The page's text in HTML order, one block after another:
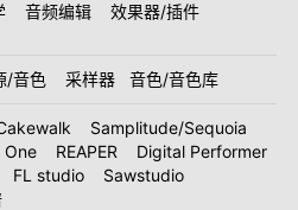
音频编辑
效果器/插件
/音色 采样器 音色/音色库
Samplitude/Sequoia
One REAPER
Digital Performer
FL studio
Sawstudio